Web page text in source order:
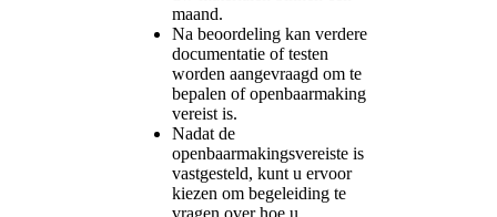
maand.
Na beoordeling kan verdere
documentatie of testen
worden aangevraagd om te
bepalen of openbaarmaking
vereist is.
Nadat de
openbaarmakingsvereiste is
vastgesteld, kunt u ervoor
kiezen om begeleiding te
vragen over hoe u